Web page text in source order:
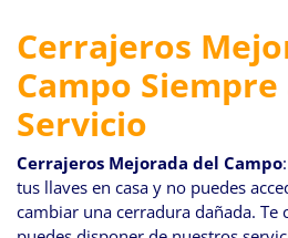
navegación
Cerrajeros
Campo Siempre
Servicio
Cerrajeros Mejorada del Campo
tus llaves en casa y no puedes
cambiar una cerradura dañada. Te